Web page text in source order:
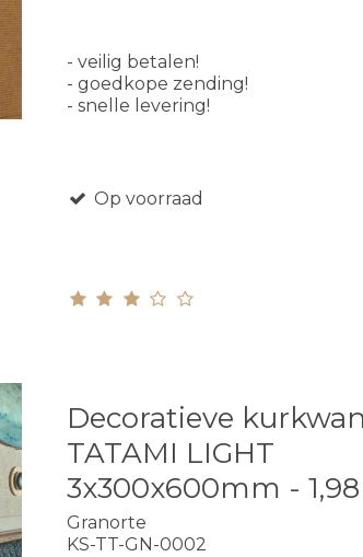
- veilig betalen!
- goedkope zending!
- snelle levering!
Op voorraad
Decoratieve
TATAMI LIGHT
3x300x600mm -
Granorte
KS-TT-GN-0002